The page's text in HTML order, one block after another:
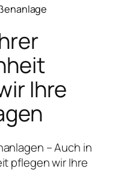
Ihre
– Auch in
pflegen wir Ihre